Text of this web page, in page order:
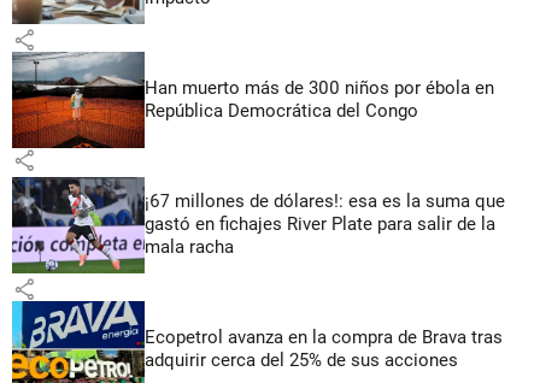
share
Han muerto más de 300 niños por ébola en
República Democrática del Congo
share
¡67 millones de dólares!: esa es la suma que
gastó en fichajes River Plate para salir de la
mala racha
share
Ecopetrol avanza en la compra de Brava tras
adquirir cerca del 25% de sus acciones